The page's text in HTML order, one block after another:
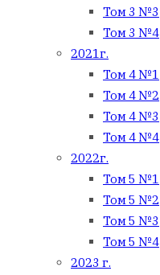
Том 3 №3
Том 3 №4
2021г.
Том 4 №1
Том 4 №2
Том 4 №3
Том 4 №4
2022г.
Том 5 №1
Том 5 №2
Том 5 №3
Том 5 №4
2023 г.